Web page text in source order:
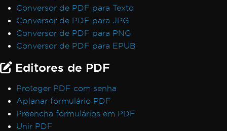
Conversor de PDF para Texto
Conversor de PDF para JPG
Conversor de PDF para PNG
Conversor de PDF para EPUB
Editores de PDF
Proteger PDF com senha
Aplanar formulário PDF
Preencha formulários em PDF
Unir PDF